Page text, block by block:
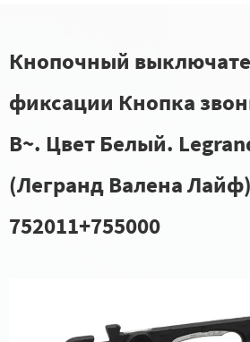
Кнопочный
фиксации Кнопка
В~. Цвет Белый.
(Легранд Валена
752011+755000